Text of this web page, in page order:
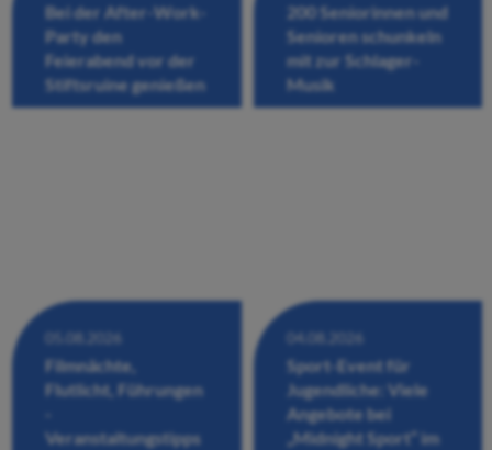
Bei der After-Work-
Party den
Feierabend vor der
Stiftsruine genießen
200 Seniorinnen und
Senioren schunkeln
mit zur Schlager-
Musik
05.08.2026
Filmnächte,
Flutlicht, Führungen
Veranstaltungstipps
04.08.2026
Sport-Event für
Jugendliche: Viele
Angebote bei
„Midnight Sport“ im